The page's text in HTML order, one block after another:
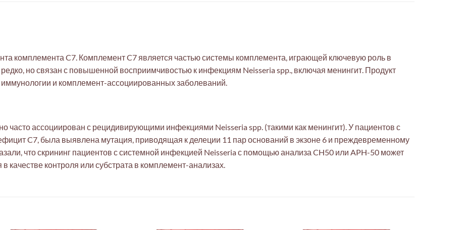
комплемента C7. Комплемент C7 является частью системы комплемента, играющей ключевую роль в
но связан с повышенной восприимчивостью к инфекциям Neisseria spp., включая менингит. Продукт
и комплемент-ассоциированных заболеваний.
часто ассоциирован с рецидивирующими инфекциями Neisseria spp. (такими как менингит). У пациентов с
C7, была выявлена мутация, приводящая к делеции 11 пар оснований в экзоне 6 и преждевременному
что скрининг пациентов с системной инфекцией Neisseria с помощью анализа CH50 или APH-50 может
качестве контроля или субстрата в комплемент-анализах.